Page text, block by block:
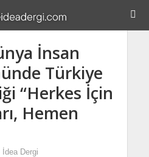
İnsan
Türkiye
“Herkes İçin
Hemen
İdea Dergi